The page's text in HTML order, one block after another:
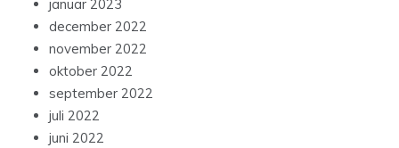
januar 2023
december 2022
november 2022
oktober 2022
september 2022
juli 2022
juni 2022